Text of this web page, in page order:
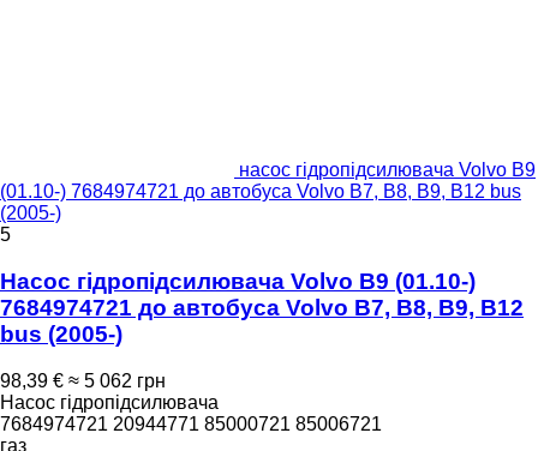
насос гідропідсилювача Volvo B9
(01.10-) 7684974721 до автобуса Volvo B7, B8, B9, B12 bus
(2005-)
5
Насос гідропідсилювача Volvo B9 (01.10-)
7684974721 до автобуса Volvo B7, B8, B9, B12
bus (2005-)
98,39 € ≈ 5 062 грн
Насос гідропідсилювача
7684974721 20944771 85000721 85006721
газ